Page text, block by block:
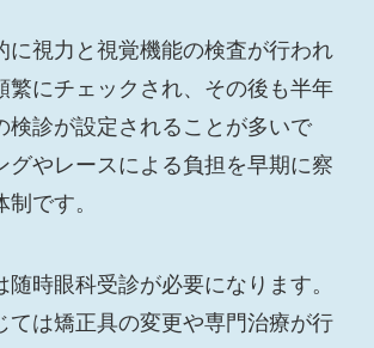
に視力と視覚機能の検査が行われ
繁にチェックされ、その後も半年
検診が設定されることが多いで
グやレースによる負担を早期に察
です。
時眼科受診が必要になります。
ては矯正具の変更や専門治療が行